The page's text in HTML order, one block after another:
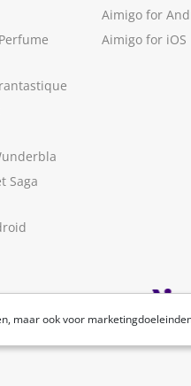
maar ook voor
Saga
Aimigo for
Aimigo for iOS